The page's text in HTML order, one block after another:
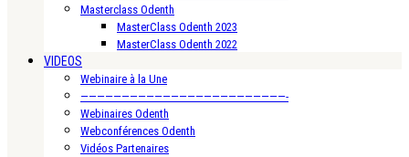
Masterclass Odenth
MasterClass Odenth 2023
MasterClass Odenth 2022
VIDEOS
Webinaire à la Une
—————————————————————————-
Webinaires Odenth
Webconférences Odenth
Vidéos Partenaires